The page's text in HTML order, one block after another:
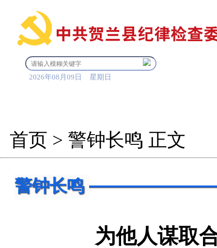
2026年08月09日 星期日
首页 > 警钟长鸣 正文
警钟长鸣
为他人谋取